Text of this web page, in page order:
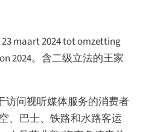
23 maart 2024 tot omzetting
2024。含二级立法的王家
访问视听媒体服务的消费者
、巴士、铁路和水路客运